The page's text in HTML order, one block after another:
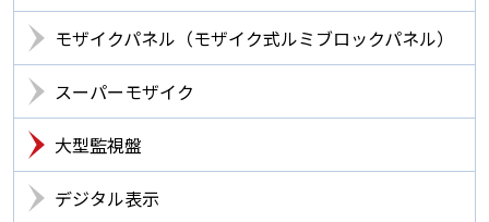
モザイクパネル（モザイク式ルミブロックパネル）
スーパーモザイク
大型監視盤
デジタル表示